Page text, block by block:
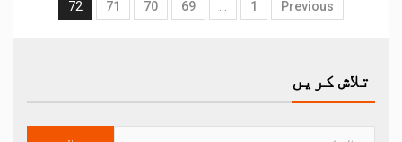
Previous
1
…
69
70
71
72
تلاش کریں